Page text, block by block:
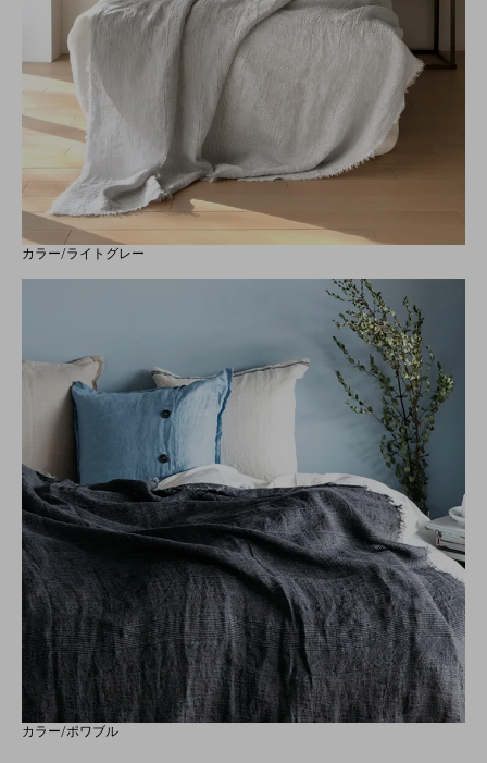
カラー/ライトグレー
カラー/ポワブル